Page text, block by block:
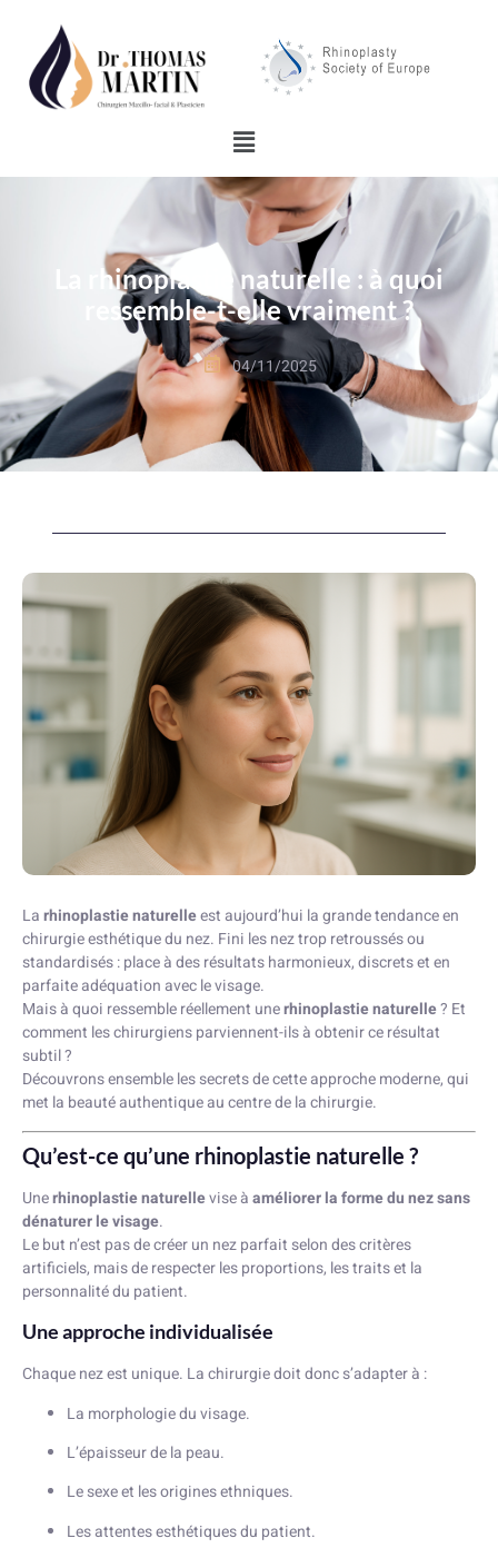
La rhinoplastie naturelle : à quoi
ressemble-t-elle vraiment ?
04/11/2025
Larhinoplastie naturelleest aujourd’hui la grande tendance en
chirurgie esthétique du nez. Fini les nez trop retroussés ou
standardisés : place à des résultats harmonieux, discrets et en
parfaite adéquation avec le visage.
Mais à quoi ressemble réellement unerhinoplastie naturelle? Et
comment les chirurgiens parviennent-ils à obtenir ce résultat
subtil ?
Découvrons ensemble les secrets de cette approche moderne, qui
met la beauté authentique au centre de la chirurgie.
Qu’est-ce qu’une rhinoplastie naturelle ?
Unerhinoplastie naturellevise àaméliorer la forme du nez sans
dénaturer le visage.
Le but n’est pas de créer un nez parfait selon des critères
artificiels, mais de respecter les proportions, les traits et la
personnalité du patient.
Une approche individualisée
Chaque nez est unique. La chirurgie doit donc s’adapter à :
La morphologie du visage.
L’épaisseur de la peau.
Le sexe et les origines ethniques.
Les attentes esthétiques du patient.